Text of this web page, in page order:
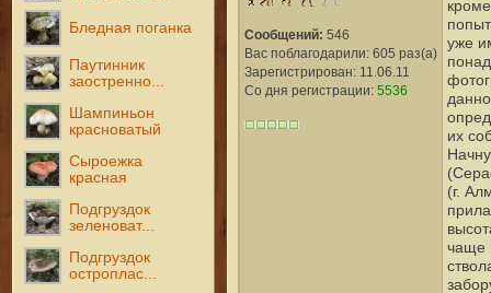
Бледная поганка
Паутинник
заостренно...
Шампиньон
красноватый
Сыроежка
красная
Подгруздок
зеленоват...
Подгруздок
остроплас...
Сообщений: 546
Вас поблагодарили: 605 раз(а)
Зарегистрирован: 11.06.11
Со дня регистрации: 5536
уже
их
(г.
чаще